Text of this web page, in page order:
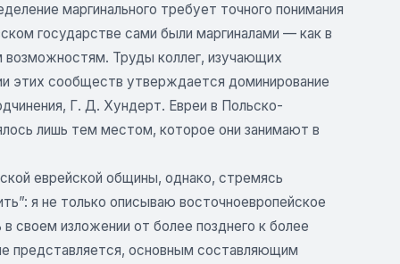
маргинального требует точного понимания
государстве сами были маргиналами — как в
возможностям. Труды коллег, изучающих
этих сообществ утверждается доминирование
Г. Д. Хундерт. Евреи в Польско-
лишь тем местом, которое они занимают в
еврейской общины, однако, стремясь
я не только описываю восточноевропейское
своем изложении от более позднего к более
представляется, основным составляющим